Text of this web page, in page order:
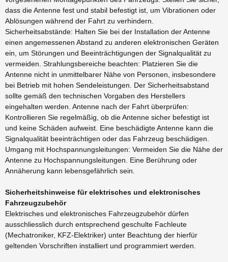
dass die Antenne fest und stabil befestigt ist, um Vibrationen oder
Ablösungen während der Fahrt zu verhindern.
Sicherheitsabstände: Halten Sie bei der Installation der Antenne
einen angemessenen Abstand zu anderen elektronischen Geräten
ein, um Störungen und Beeinträchtigungen der Signalqualität zu
vermeiden. Strahlungsbereiche beachten: Platzieren Sie die
Antenne nicht in unmittelbarer Nähe von Personen, insbesondere
bei Betrieb mit hohen Sendeleistungen. Der Sicherheitsabstand
sollte gemäß den technischen Vorgaben des Herstellers
eingehalten werden. Antenne nach der Fahrt überprüfen:
Kontrollieren Sie regelmäßig, ob die Antenne sicher befestigt ist
und keine Schäden aufweist. Eine beschädigte Antenne kann die
Signalqualität beeinträchtigen oder das Fahrzeug beschädigen.
Umgang mit Hochspannungsleitungen: Vermeiden Sie die Nähe der
Antenne zu Hochspannungsleitungen. Eine Berührung oder
Annäherung kann lebensgefährlich sein.
Sicherheitshinweise für elektrisches und elektronisches
Fahrzeugzubehör
Elektrisches und elektronisches Fahrzeugzubehör dürfen
ausschliesslich durch entsprechend geschulte Fachleute
(Mechatroniker, KFZ-Elektriker) unter Beachtung der hierfür
geltenden Vorschriften installiert und programmiert werden.